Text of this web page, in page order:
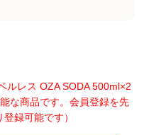
ルレス OZA SODA 500ml×2
な商品です。会員登録を先
録可能です）